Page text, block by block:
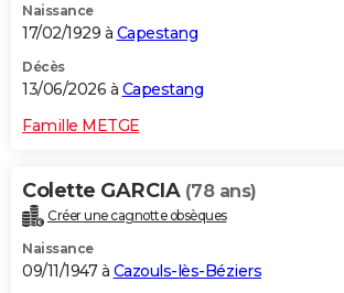
Naissance
17/02/1929 à Capestang
Décès
13/06/2026 à Capestang
Famille METGE
Colette GARCIA (78 ans)
Créer une cagnotte obsèques
Naissance
09/11/1947 à Cazouls-lès-Béziers